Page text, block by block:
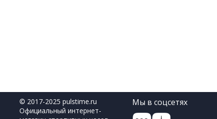
© 2017-2025 pulstime.ru
Официальный интернет-
Мы в соцсетях